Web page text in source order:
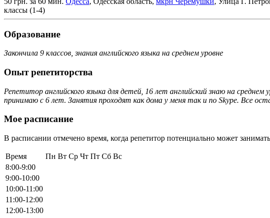
классы (1-4)
Образование
Закончила 9 классов, знания английского языка на среднем уровне
Опыт репетиторства
Репетитор английского языка для детей, 16 лет английский знаю на
принимаю с 6 лет. Занятия проходят как дома у меня так и по Skype. Все
Мое расписание
В расписании отмечено время, когда репетитор потенциально может
Время Пн Вт Ср Чт Пт Сб Вс
8:00-9:00
9:00-10:00
10:00-11:00
11:00-12:00
12:00-13:00